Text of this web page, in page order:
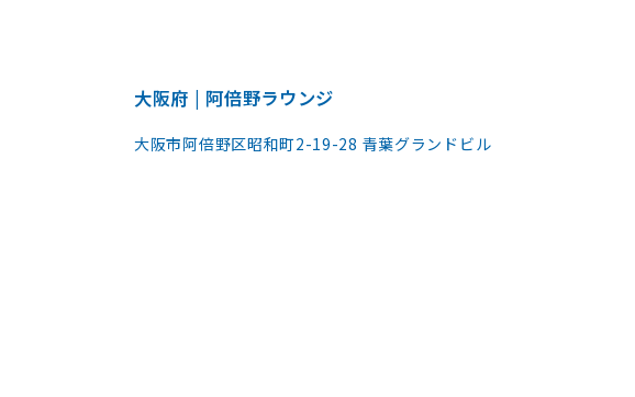
大阪府 | 阿倍野ラウンジ
大阪市阿倍野区昭和町2-19-28 青葉グランドビル